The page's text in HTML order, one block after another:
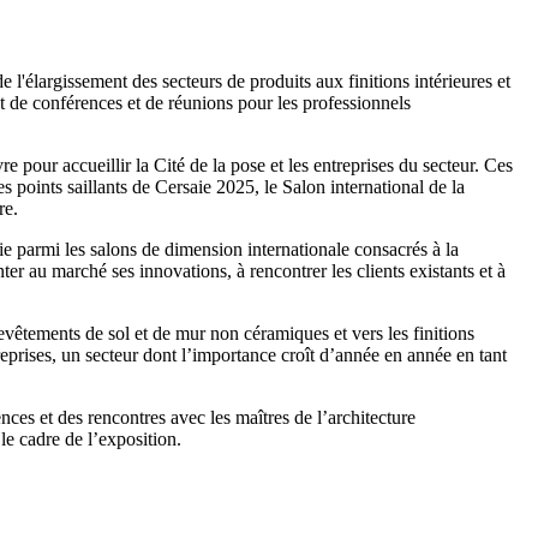
l'élargissement des secteurs de produits aux finitions intérieures et
conférences et de réunions pour les professionnels
pour accueillir la Cité de la pose et les entreprises du secteur. Ces
points saillants de Cersaie 2025, le Salon international de la
parmi les salons de dimension internationale consacrés à la
au marché ses innovations, à rencontrer les clients existants et à
de sol et de mur non céramiques et vers les finitions
un secteur dont l’importance croît d’année en année en tant
et des rencontres avec les maîtres de l’architecture
cadre de l’exposition.